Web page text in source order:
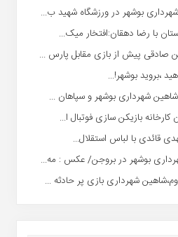
بوشهر در ورزشگاه شهید ب...
با رضا دهقان:افتخار میک...
صادقی پیش از بازی مقابل پارس ...
،بروید بوشهر!...
شاهین شهردارى بوشهر و سپاهان ...
بازیکن سازی فوتبال ا...
قائدی با لباس استقلال...
بوشهر در بروجن/ عکس : مه...
شهرداری بازی پر حادثه ...